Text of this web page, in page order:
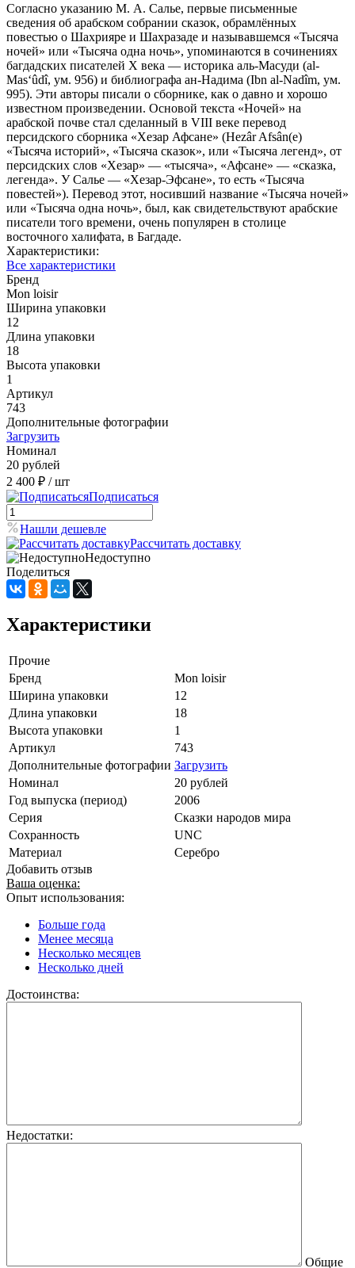
Согласно указанию М. А. Салье, первые письменные
сведения об арабском собрании сказок, обрамлённых
повестью о Шахрияре и Шахразаде и называвшемся «Тысяча
ночей» или «Тысяча одна ночь», упоминаются в сочинениях
багдадских писателей X века — историка аль-Масуди (al-
Mas‘ûdî, ум. 956) и библиографа ан-Надима (Ibn al-Nadîm, ум.
995). Эти авторы писали о сборнике, как о давно и хорошо
известном произведении. Основой текста «Ночей» на
арабской почве стал сделанный в VIII веке перевод
персидского сборника «Хезар Афсане» (Hezâr Afsân(e)
«Тысяча историй», «Тысяча сказок», или «Тысяча легенд», от
персидских слов «Хезар» — «тысяча», «Афсане» — «сказка,
легенда». У Салье — «Хезар-Эфсане», то есть «Тысяча
повестей»). Перевод этот, носивший название «Тысяча ночей»
или «Тысяча одна ночь», был, как свидетельствуют арабские
писатели того времени, очень популярен в столице
восточного халифата, в Багдаде.
Характеристики:
Все характеристики
Бренд
Mon loisir
Ширина упаковки
12
Длина упаковки
18
Высота упаковки
1
Артикул
743
Дополнительные фотографии
Загрузить
Номинал
20 рублей
2 400 ₽ / шт
Подписаться
Нашли дешевле
Рассчитать доставку
Недоступно
Поделиться
Характеристики
Прочие
Бренд
Mon loisir
Ширина упаковки
12
Длина упаковки
18
Высота упаковки
1
Артикул
743
Дополнительные фотографии Загрузить
Номинал
20 рублей
Год выпуска (период)
2006
Серия
Сказки народов мира
Сохранность
UNC
Материал
Серебро
Добавить отзыв
Ваша оценка:
Опыт использования:
Больше года
Менее месяца
Несколько месяцев
Несколько дней
Достоинства:
Недостатки:
Общие